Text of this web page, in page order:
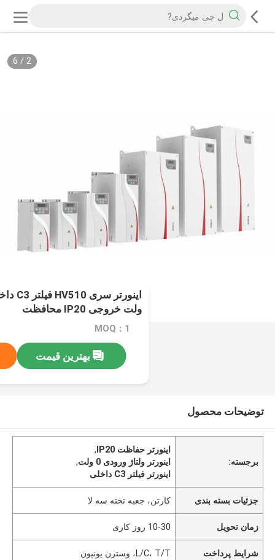
2
/
6
ولت خروجی IP20 محافظت
MOQ：1
بهترین قیمت
توضیحات محصول
برجسته:
اینورتر حفاظت IP20
,
اینورتر ولتاژ ورودی 0 ولت
,
اینورتر فیلتر C3 داخلی
جزئیات بسته بندی کارتن، جعبه تخته سه لا
زمان تحویل 10-30 روز کاری
شرایط پرداخت L/C، T/T، وسترن یونیون